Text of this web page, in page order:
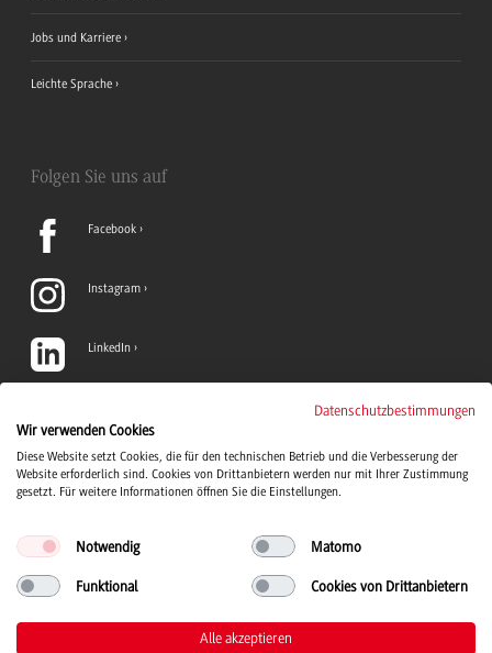
Jobs und Karriere
Leichte Sprache
Folgen Sie uns auf
Facebook
Instagram
LinkedIn
YouTube
© 2026 Duale Hochschule Baden-Württemberg
Datenschutzbestimmungen
Wir verwenden Cookies
Diese Website setzt Cookies, die für den technischen Betrieb und die Verbesserung der
Website erforderlich sind. Cookies von Drittanbietern werden nur mit Ihrer Zustimmung
gesetzt. Für weitere Informationen öffnen Sie die Einstellungen.
Notwendig Matomo
Funktional Cookies von Drittanbietern
Alle akzeptieren